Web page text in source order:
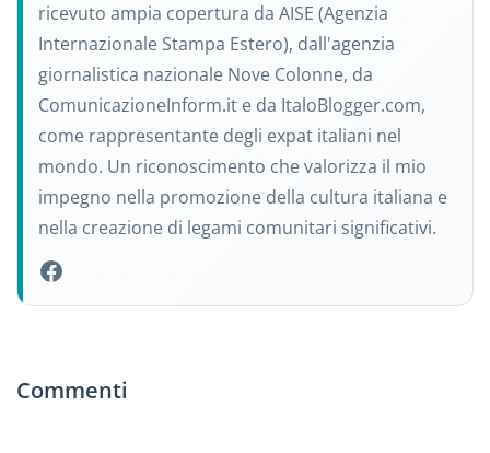
ricevuto ampia copertura da AISE (Agenzia
Internazionale Stampa Estero), dall'agenzia
giornalistica nazionale Nove Colonne, da
ComunicazioneInform.it e da ItaloBlogger.com,
come rappresentante degli expat italiani nel
mondo. Un riconoscimento che valorizza il mio
impegno nella promozione della cultura italiana e
nella creazione di legami comunitari significativi.
Commenti